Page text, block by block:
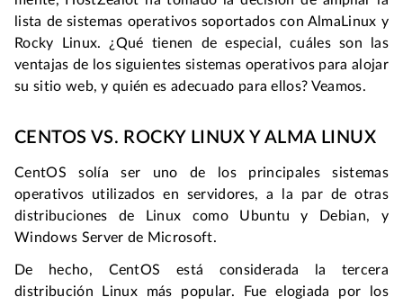
lista de sistemas operativos soportados con AlmaLinux y
Rocky Linux. ¿Qué tienen de especial, cuáles son las
ventajas de los siguientes sistemas operativos para alojar
su sitio web, y quién es adecuado para ellos? Veamos.
CENTOS VS. ROCKY LINUX Y ALMA LINUX
CentOS solía ser uno de los principales sistemas
operativos utilizados en servidores, a la par de otras
distribuciones de Linux como Ubuntu y Debian, y
Windows Server de Microsoft.
De hecho, CentOS está considerada la tercera
distribución Linux más popular. Fue elogiada por los